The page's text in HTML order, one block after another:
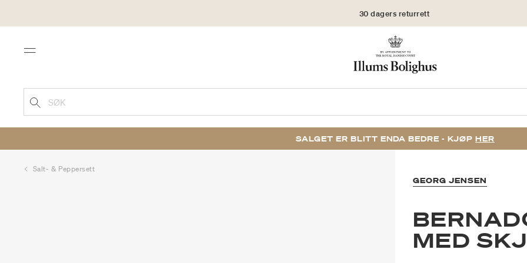
30 dagers returrett
Menu
SØK
SALGET ER BLITT ENDA BEDRE - KJØP HER
Salt- & Peppersett
GEORG JENSEN
MED